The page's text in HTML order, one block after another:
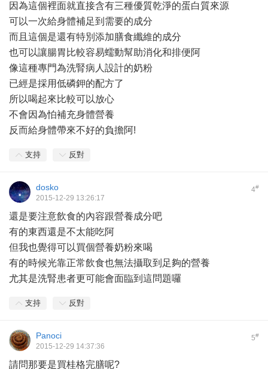
因為這個裡面就直接含有三種優質乾淨的蛋白質來源
可以一次給身體補足到需要的成分
而且這個是還有特別添加膳食纖維的成分
也可以讓腸胃比較容易蠕動幫助消化和排便阿
像這種專門為洗腎病人設計的奶粉
已經是採用低磷鉀的配方了
所以喝起來比較可以放心
不會因為怕補充身體營養
反而給身體帶來不好的負擔阿!
支持 反對
4#
dosko
2015-12-29 13:26:17
還是要注意飲食的內容跟營養成分吧
有的東西還是不太能吃阿
但我也覺得可以買個營養奶粉來喝
有的時候光靠正常飲食也無法攝取到足夠的營養
尤其是洗腎患者更可能會面臨到這問題囉
支持 反對
5#
Panoci
2015-12-29 14:37:36
請問那要是買桂格完膳呢?